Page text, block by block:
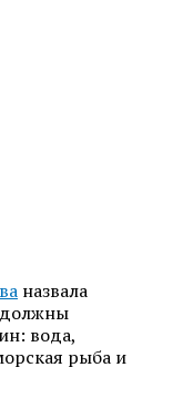
назвала
должны
вода,
рыба и